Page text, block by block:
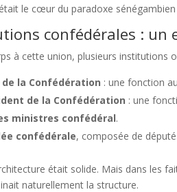
le cœur du paradoxe
confédérales : un
à cette union, plusieurs institutions
la Confédération : une fonction
de la Confédération : une
ministres confédéral.
confédérale, composée de
était solide. Mais dans les
naturellement la structure.